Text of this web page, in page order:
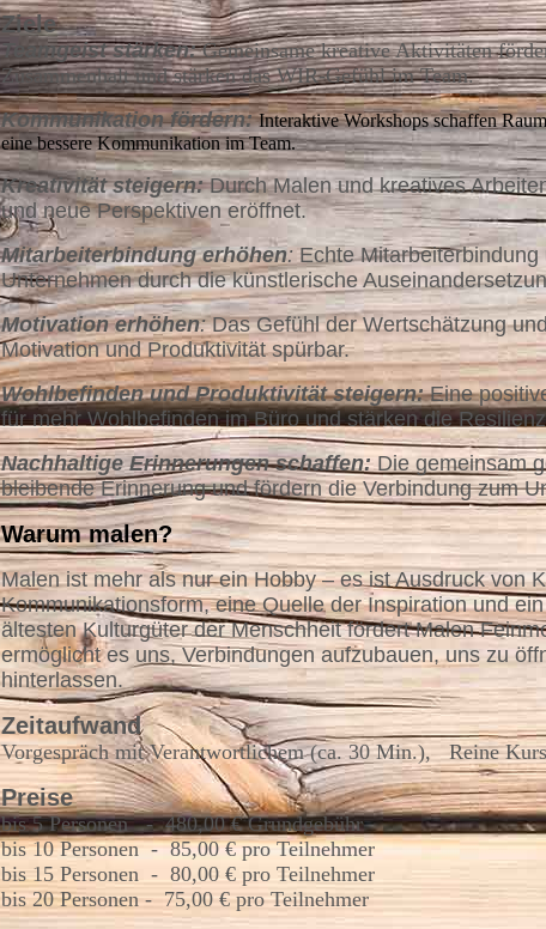
Ziele
Teamgeist stärken: Gemeinsame kreative Aktivitäten
Zusammenhalt und stärken das WIR-Gefühl im Team.
Kommunikation fördern: Interaktive Workshops schaffen
eine bessere Kommunikation im Team.
Kreativität steigern: Durch Malen und kreatives
und neue Perspektiven eröffnet.
Mitarbeiterbindung erhöhen:Echte
Unternehmen durch die künstlerische
Motivation erhöhen:Das Gefühl der Wertschätzung
Motivation und Produktivität spürbar.
Wohlbefinden und Produktivität steigern: Eine
für mehr Wohlbefinden im Büro und stärken die
Nachhaltige Erinnerungen schaffen: Die gemeinsam
bleibende Erinnerung und fördern die Verbindung zum
Warum malen?
Malen ist mehr als nur ein Hobby – es ist Ausdruck von
Kommunikationsform, eine Quelle der Inspiration und
ältesten Kulturgüter der Menschheit fördert Malen
ermöglicht es uns, Verbindungen aufzubauen, uns zu
hinterlassen.
Zeitaufwand
Vorgespräch mit Verantwortlichem (ca. 30 Min.), Reine
Preise
bis 5 Personen - 480,00 € Grundgebühr
bis 10 Personen - 85,00 € pro Teilnehmer
bis 15 Personen - 80,00 € pro Teilnehmer
bis 20 Personen - 75,00 € pro Teilnehmer